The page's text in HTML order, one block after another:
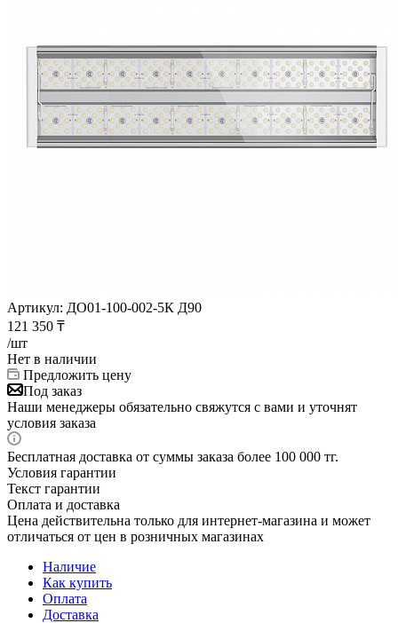
Артикул: ДО01-100-002-5К Д90
121 350 ₸
/шт
Нет в наличии
Предложить цену
Под заказ
Наши менеджеры обязательно свяжутся с вами и уточнят
условия заказа
Бесплатная доставка от суммы заказа более 100 000 тг.
Условия гарантии
Текст гарантии
Оплата и доставка
Цена действительна только для интернет-магазина и может
отличаться от цен в розничных магазинах
Наличие
Как купить
Оплата
Доставка